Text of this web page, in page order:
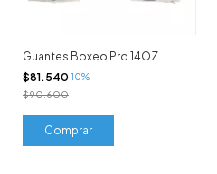
Guantes Boxeo Pro 14OZ
$81.540 10%
$90.600